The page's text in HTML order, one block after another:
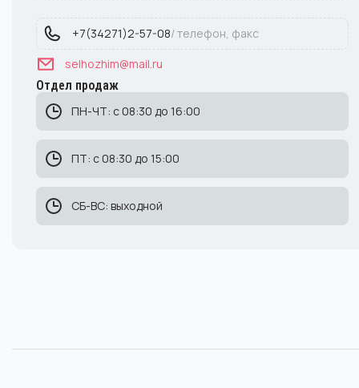
+7(34271)2-57-08/ телефон, факс
selhozhim@mail.ru
Отдел продаж
ПН-ЧТ: с 08:30 до 16:00
ПТ: с 08:30 до 15:00
СБ-ВС: выходной